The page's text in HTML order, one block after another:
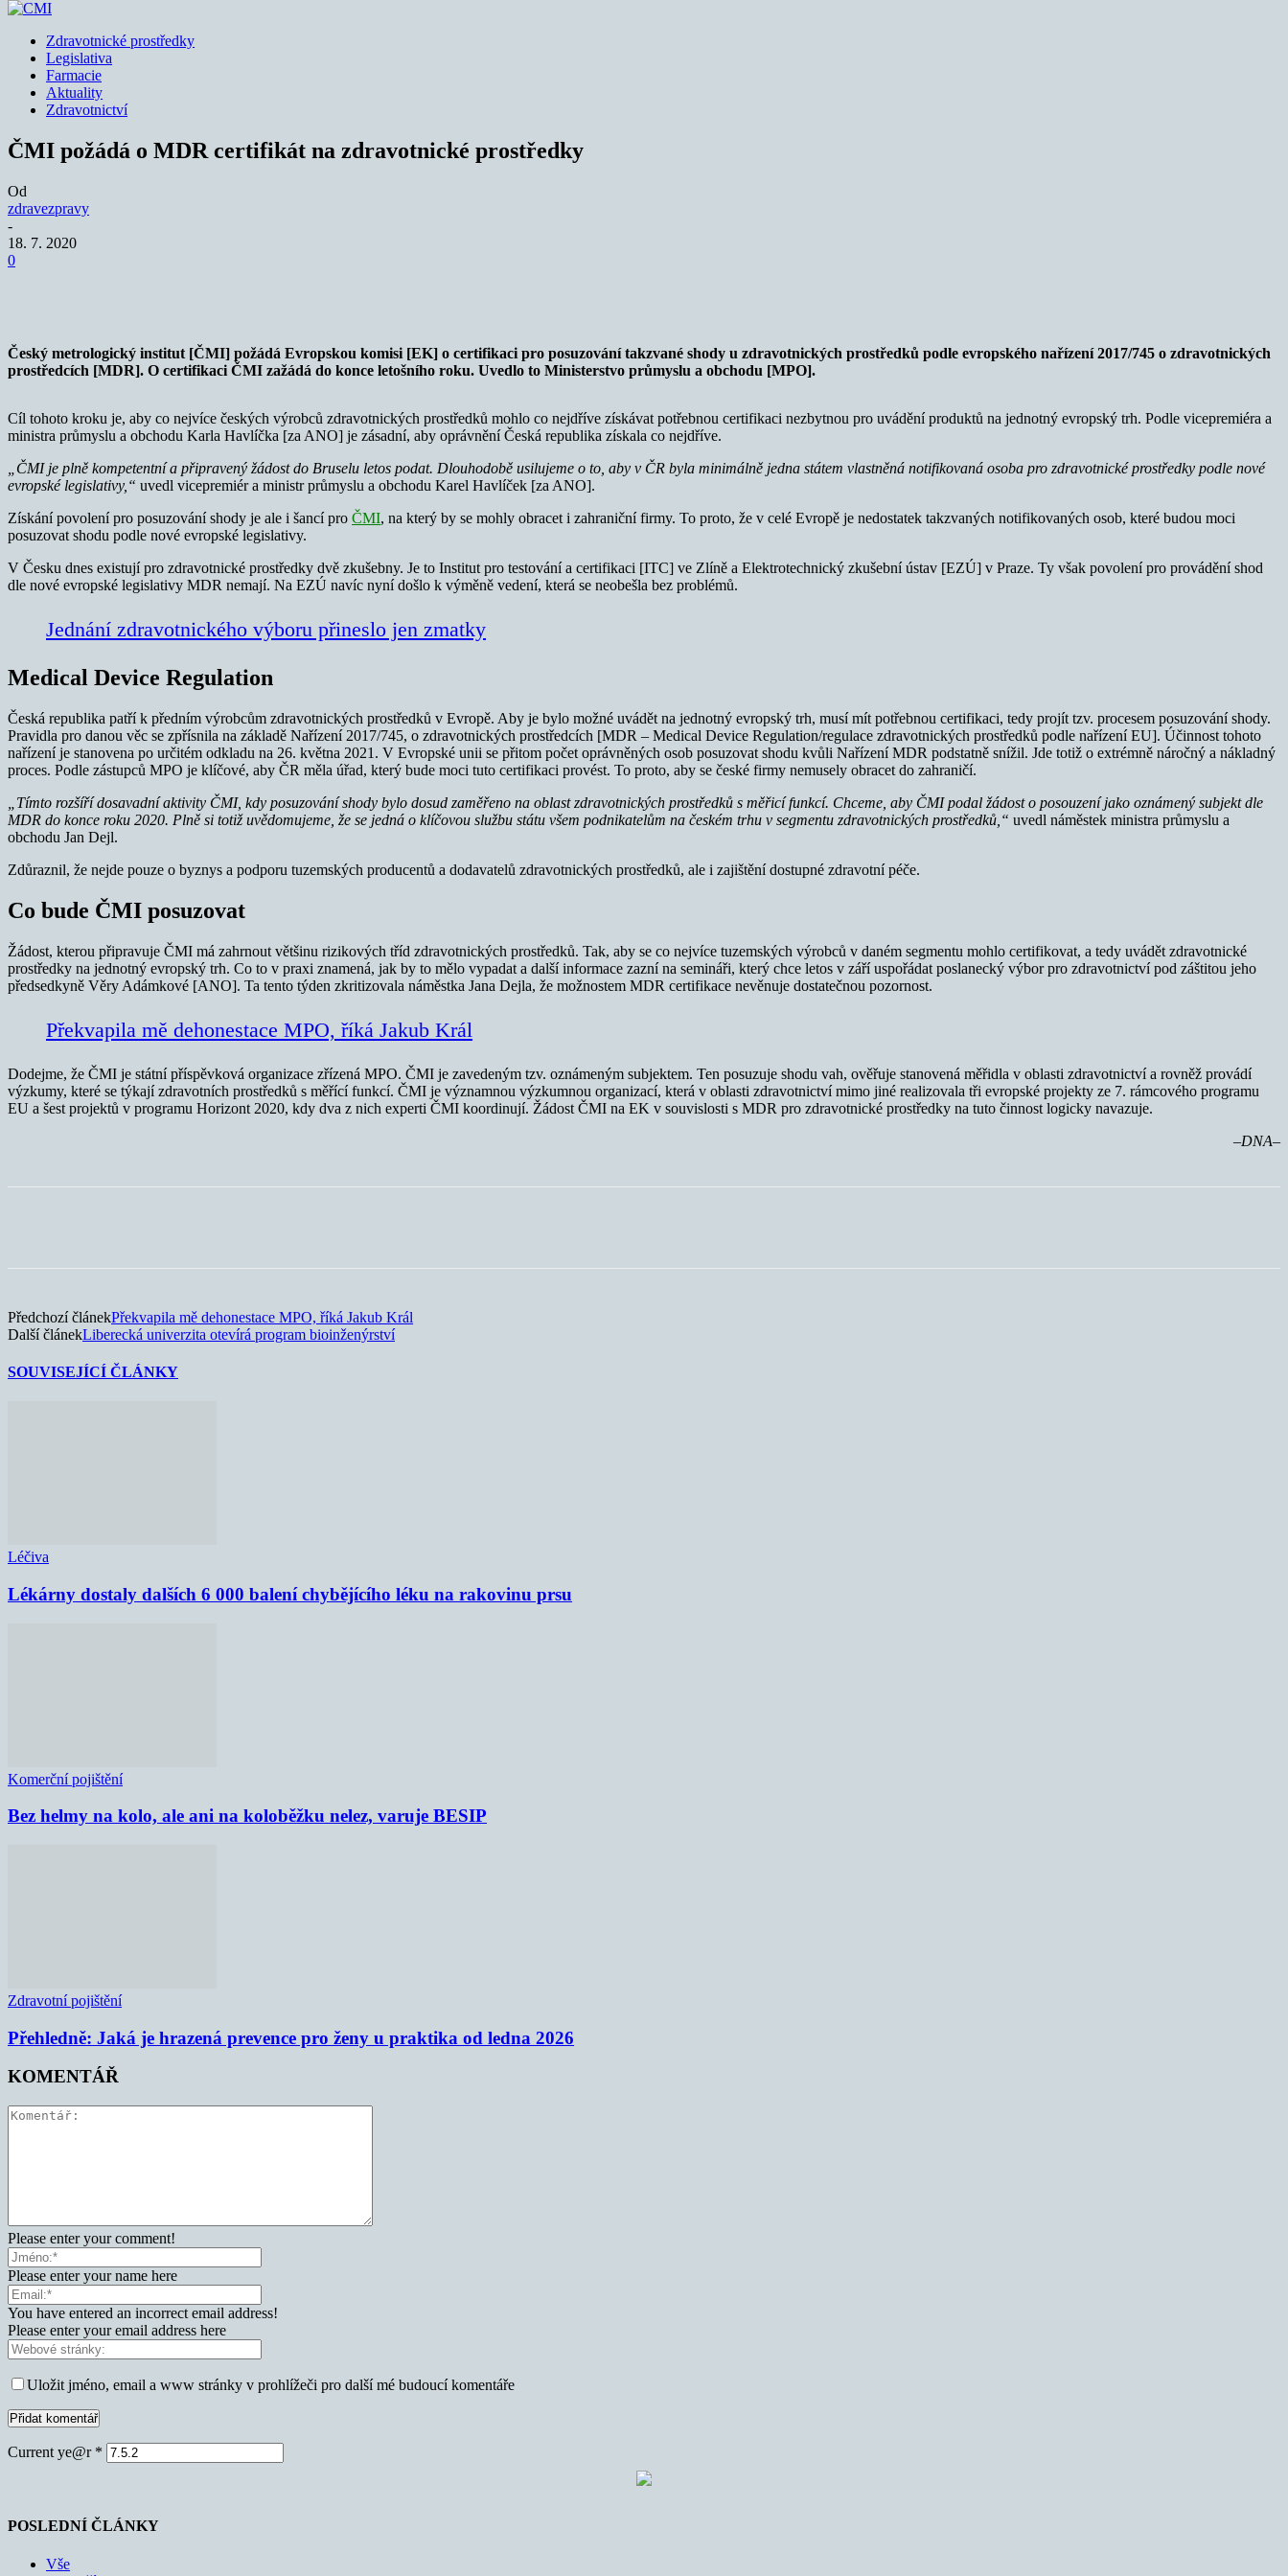
Zdravotnické prostředky
Legislativa
Farmacie
Aktuality
Zdravotnictví
ČMI požádá o MDR certifikát na zdravotnické prostředky
Od
zdravezpravy
-
18. 7. 2020
0
Český metrologický institut [ČMI] požádá Evropskou komisi [EK] o certifikaci pro posuzování takzvané shody u zdravotnických prostředků podle evropského nařízení 2017/745 o zdravotnických
prostředcích [MDR]. O certifikaci ČMI zažádá do konce letošního roku. Uvedlo to Ministerstvo průmyslu a obchodu [MPO].
Cíl tohoto kroku je, aby co nejvíce českých výrobců zdravotnických prostředků mohlo co nejdříve získávat potřebnou certifikaci nezbytnou pro uvádění produktů na jednotný evropský trh. Podle vicepremiéra a
ministra průmyslu a obchodu Karla Havlíčka [za ANO] je zásadní, aby oprávnění Česká republika získala co nejdříve.
„ČMI je plně kompetentní a připravený žádost do Bruselu letos podat. Dlouhodobě usilujeme o to, aby v ČR byla minimálně jedna státem vlastněná notifikovaná osoba pro zdravotnické prostředky podle nové
evropské legislativy,“ uvedl vicepremiér a ministr průmyslu a obchodu Karel Havlíček [za ANO].
Získání povolení pro posuzování shody je ale i šancí pro ČMI, na který by se mohly obracet i zahraniční firmy. To proto, že v celé Evropě je nedostatek takzvaných notifikovaných osob, které budou moci
posuzovat shodu podle nové evropské legislativy.
V Česku dnes existují pro zdravotnické prostředky dvě zkušebny. Je to Institut pro testování a certifikaci [ITC] ve Zlíně a Elektrotechnický zkušební ústav [EZÚ] v Praze. Ty však povolení pro provádění shod
dle nové evropské legislativy MDR nemají. Na EZÚ navíc nyní došlo k výměně vedení, která se neobešla bez problémů.
Jednání zdravotnického výboru přineslo jen zmatky
Medical Device Regulation
Česká republika patří k předním výrobcům zdravotnických prostředků v Evropě. Aby je bylo možné uvádět na jednotný evropský trh, musí mít potřebnou certifikaci, tedy projít tzv. procesem posuzování shody.
Pravidla pro danou věc se zpřísnila na základě Nařízení 2017/745, o zdravotnických prostředcích [MDR – Medical Device Regulation/regulace zdravotnických prostředků podle nařízení EU]. Účinnost tohoto
nařízení je stanovena po určitém odkladu na 26. května 2021. V Evropské unii se přitom počet oprávněných osob posuzovat shodu kvůli Nařízení MDR podstatně snížil. Jde totiž o extrémně náročný a nákladný
proces. Podle zástupců MPO je klíčové, aby ČR měla úřad, který bude moci tuto certifikaci provést. To proto, aby se české firmy nemusely obracet do zahraničí.
„Tímto rozšíří dosavadní aktivity ČMI, kdy posuzování shody bylo dosud zaměřeno na oblast zdravotnických prostředků s měřicí funkcí. Chceme, aby ČMI podal žádost o posouzení jako oznámený subjekt dle
MDR do konce roku 2020. Plně si totiž uvědomujeme, že se jedná o klíčovou službu státu všem podnikatelům na českém trhu v segmentu zdravotnických prostředků,“ uvedl náměstek ministra průmyslu a
obchodu Jan Dejl.
Zdůraznil, že nejde pouze o byznys a podporu tuzemských producentů a dodavatelů zdravotnických prostředků, ale i zajištění dostupné zdravotní péče.
Co bude ČMI posuzovat
Žádost, kterou připravuje ČMI má zahrnout většinu rizikových tříd zdravotnických prostředků. Tak, aby se co nejvíce tuzemských výrobců v daném segmentu mohlo certifikovat, a tedy uvádět zdravotnické
prostředky na jednotný evropský trh. Co to v praxi znamená, jak by to mělo vypadat a další informace zazní na semináři, který chce letos v září uspořádat poslanecký výbor pro zdravotnictví pod záštitou jeho
předsedkyně Věry Adámkové [ANO]. Ta tento týden zkritizovala náměstka Jana Dejla, že možnostem MDR certifikace nevěnuje dostatečnou pozornost.
Překvapila mě dehonestace MPO, říká Jakub Král
Dodejme, že ČMI je státní příspěvková organizace zřízená MPO. ČMI je zavedeným tzv. oznámeným subjektem. Ten posuzuje shodu vah, ověřuje stanovená měřidla v oblasti zdravotnictví a rovněž provádí
výzkumy, které se týkají zdravotních prostředků s měřící funkcí. ČMI je významnou výzkumnou organizací, která v oblasti zdravotnictví mimo jiné realizovala tři evropské projekty ze 7. rámcového programu
EU a šest projektů v programu Horizont 2020, kdy dva z nich experti ČMI koordinují. Žádost ČMI na EK v souvislosti s MDR pro zdravotnické prostředky na tuto činnost logicky navazuje.
–DNA–
Předchozí článekPřekvapila mě dehonestace MPO, říká Jakub Král
Další článekLiberecká univerzita otevírá program bioinženýrství
SOUVISEJÍCÍ ČLÁNKY
Léčiva
Lékárny dostaly dalších 6 000 balení chybějícího léku na rakovinu prsu
Komerční pojištění
Bez helmy na kolo, ale ani na koloběžku nelez, varuje BESIP
Zdravotní pojištění
Přehledně: Jaká je hrazená prevence pro ženy u praktika od ledna 2026
KOMENTÁŘ
Please enter your comment!
Please enter your name here
You have entered an incorrect email address!
Please enter your email address here
Uložit jméno, email a www stránky v prohlížeči pro další mé budoucí komentáře
Current ye@r *
POSLEDNÍ ČLÁNKY
Vše